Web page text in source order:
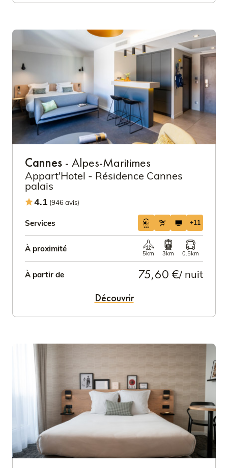
Cannes - Alpes-Maritimes
Appart'Hotel - Résidence Cannes
palais
4.1 (946 avis)
Services +11
À proximité
5km 3km 0.5km
À partir de 75,60 €/ nuit
Découvrir